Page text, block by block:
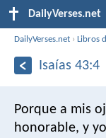
DailyVerses.net
DailyVerses.net ›Libros
Isaías 43:4
Porque a mis
honorable, y